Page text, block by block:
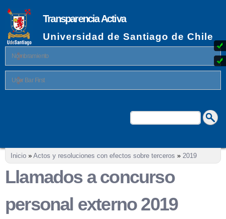
contenido
principal
Transparencia Activa
Universidad de Santiago de Chile
Nombramiento
User Bar First
Formulario de búsqueda
Buscar
Se encuentra usted aquí
Inicio » Actos y resoluciones con efectos sobre terceros » 2019
Llamados a concurso
personal externo 2019